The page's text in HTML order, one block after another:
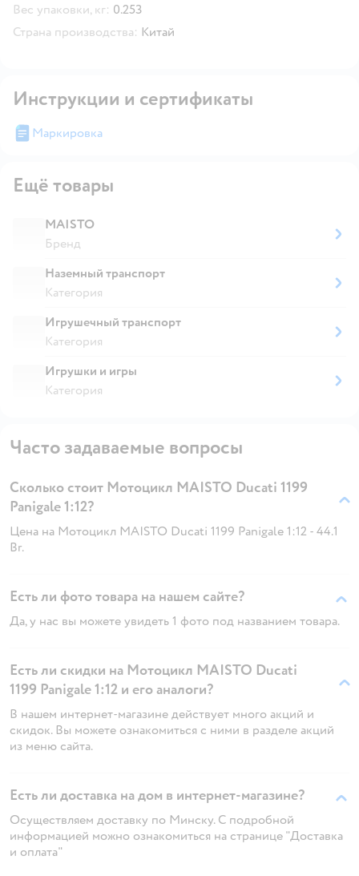
Вес упаковки, кг: 0.253
Страна производства: Китай
Инструкции и сертификаты
Маркировка
Ещё товары
MAISTO
Бренд
Наземный транспорт
Категория
Игрушечный транспорт
Категория
Игрушки и игры
Категория
Часто задаваемые вопросы
Сколько стоит Мотоцикл MAISTO Ducati 1199
Panigale 1:12?
Цена на Мотоцикл MAISTO Ducati 1199 Panigale 1:12 - 44.1
Br.
Есть ли фото товара на нашем сайте?
Да, у нас вы можете увидеть 1 фото под названием товара.
Есть ли скидки на Мотоцикл MAISTO Ducati
1199 Panigale 1:12 и его аналоги?
В нашем интернет-магазине действует много акций и
скидок. Вы можете ознакомиться с ними в разделе акций
из меню сайта.
Есть ли доставка на дом в интернет-магазине?
Осуществляем доставку по Минску. С подробной
информацией можно ознакомиться на странице "Доставка
и оплата"